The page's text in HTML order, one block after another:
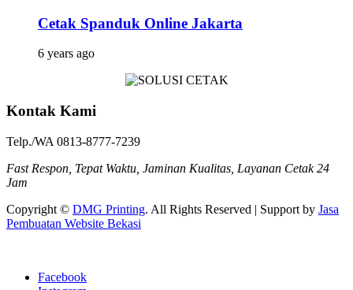
Cetak Spanduk Online Jakarta
6 years ago
Kontak Kami
Telp./WA 0813-8777-7239
Fast Respon, Tepat Waktu, Jaminan Kualitas, Layanan Cetak 24
Jam
Copyright © DMG Printing. All Rights Reserved | Support by Jasa
Pembuatan Website Bekasi
Facebook